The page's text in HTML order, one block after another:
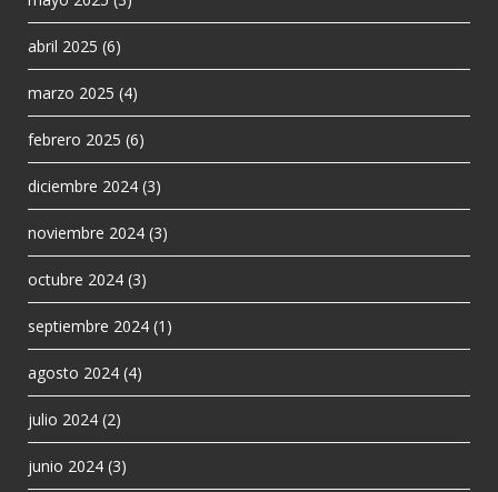
abril 2025 (6)
marzo 2025 (4)
febrero 2025 (6)
diciembre 2024 (3)
noviembre 2024 (3)
octubre 2024 (3)
septiembre 2024 (1)
agosto 2024 (4)
julio 2024 (2)
junio 2024 (3)